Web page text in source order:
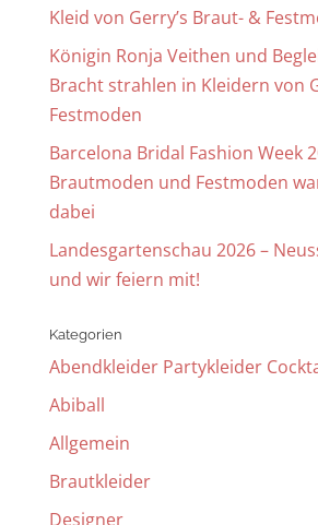
Kleid von Gerry’s Braut- &
Königin Ronja Veithen und
Bracht strahlen in Kleidern von
Festmoden
Barcelona Bridal Fashion Week
Brautmoden und Festmoden
dabei
Landesgartenschau 2026 –
und wir feiern mit!
Kategorien
Abendkleider Partykleider
Abiball
Allgemein
Brautkleider
Designer